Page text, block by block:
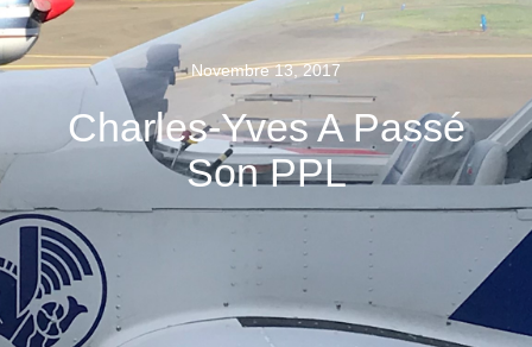
Novembre 13, 2017
Charles-Yves A Passé
Son PPL